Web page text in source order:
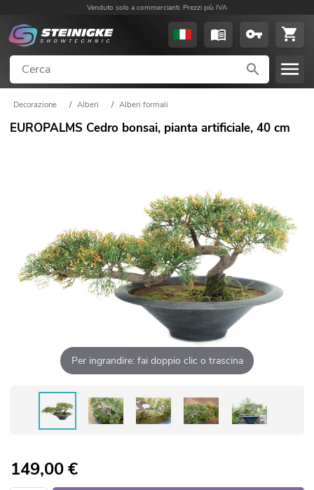
Venduto solo a commercianti. Prezzi più IVA
Decorazione / Alberi / Alberi formali
EUROPALMS Cedro bonsai, pianta artificiale, 40 cm
Per ingrandire: fai doppio clic o trascina
149,00€